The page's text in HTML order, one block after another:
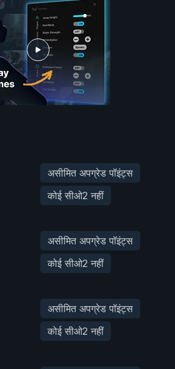
असीमित अपग्रेड पॉइंट्स
कोई सीओ2 नहीं
असीमित अपग्रेड पॉइंट्स
कोई सीओ2 नहीं
असीमित अपग्रेड पॉइंट्स
कोई सीओ2 नहीं